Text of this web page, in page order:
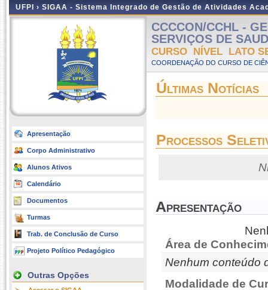
UFPI › SIGAA - Sistema Integrado de Gestão de Atividades
Apresentação
Corpo Administrativo
Alunos Ativos
Calendário
Documentos
Turmas
Trab. de Conclusão de Curso
Projeto Político Pedagógico
Outras Opções
CCCCON/CCHL -
SERVIÇOS DE
CURSO NÍVEL LATO
COORDENAÇÃO DO CURSO DE
Últimas Notícias
Processos
Apresentação
Área de
Nenhum conteúdo
Modalidade de